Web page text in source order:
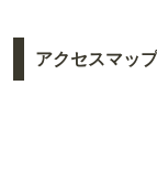
アクセスマップ